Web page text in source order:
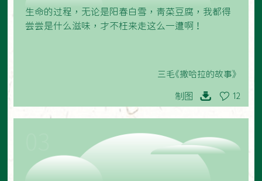
生命的过程，无论是阳春白雪，青菜豆腐，我都得
尝尝是什么滋味，才不枉来走这么一遭啊！
三毛《撒哈拉的故事》
制图 12